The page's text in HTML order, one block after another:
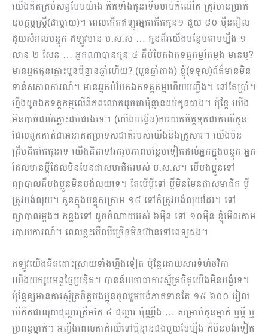
យើងគិតគ្រប់​សព្វបែបយ៉ាង គិតទាំងកូនទើបចាប់កំណើត ​ត្រូវ​មានប្រាក់
ឧបត្ថម្ភស្រ្តី(ជាម្ដាយ)។ ពេលកើតឥឡូវអ្នកកើតកូន១ ជួយ ៨០ ម៉ឺនរៀល
ជួយសំរាលបន្ទុក ឥឡូវមាន ប.ស.ស … កូនពីរយើងបន្ថែមតាមហ្នឹង ១
លាន ២ សែន … អ្នកណាបានកូន ៤ គឺបំបែកឯកទគ្គកម្មតែម្ដង មានឬ?
មានអ្នកកូនភ្លោះបួនប៉ុន្មានឆ្នាំហើយ? (បួនឆ្នាំជាង) ខ្ញុំ(ទទួល)ព័ត៌មានមិន
ទាន់សភាពការណ៍។ មានអ្នកបំបែកឯកទគ្គកម្មហើយអញ្ចឹង។ នៅតែប្រាំ។
ហ្នឹងដូច​ឯកទគ្គកម្មលើពិភពលោកដូចជាប៉ុន្មានដប់កូនជាង។ ប៉ុន្ដែ យើង
មិនបាច់ដល់ភ្លោះដប់ជាងទេ។ (យើងបង្កើន)ការយកចិត្តទុកដាក់លើកូន
ដែលពួកគាត់ជាអនាគតប្រទេសជាតិរបស់យើងនិងគ្រួសារ។ យើងមិន
ត្រឹមគិត​តែកូនទេ យើងគិតទៅរករូបភាពបន្ថែមទៀតដល់អ្នកក្នុងបន្ទុក អ្នក
ដែលមានប្ដីដែលមិនមែនជាសមាជិករបស់ ប.​ស.ស។ បើបង​ប្អូនទៅ
ព្យាបាលគឺ​បងប្អូនមិនបង់លុយទេ។ តែបើប្ដីទៅ ប្ដីមិនមែនជាសមាជិក ប្ដី
ត្រូវបង់លុយ។ កូន​ក្នុងបន្ទុកក្រោម ១៨ ទៅក៏ត្រូវបង់លុយដែរ។ ទៅ
ព្យាបាលម្ដងៗ កន្លងទៅ ដូចចំណាយអស់ ៦ម៉ឺន ទៅ ១០ម៉ឺន ខ្ញុំមើលតាម
របាយការណ៍។ ពេលខ្លះ​បើ​ឈឺច្រើនមិនហ៊ានទៅពេទ្យផង។
ឥឡូវយើងគិតដោះស្រាយទាំងហ្នឹងទៀត ប៉ុន្ដែដោយសារទំហំថវិកា
យើងយករូបមន្ដច្នៃប្រឌិត។ បានន័យថាជាការស្ម័គ្រចិត្តយើងមិនបង្ខំទេ។
ប៉ុន្ដែឲ្យមានការស្ម័គ្រចិត្តបងប្អូនចូលរួមបង់​ភាគ​ទានតែ ១៥ ៦០០ រៀល
បើគិតជាលុយដុល្លារត្រឹមតែ ៤ ដុល្លារ ប៉ុណ្ណឹង … សម្រាប់កូនម្នាក់ ឬប្ដី ឬ
ប្រពន្ធម្នាក់។ អញ្ចឹងពេលគាត់ឈឺទៅប៉ុន្មានដងមួយខែហ្នឹង ក៏មិនបង់ទៀត